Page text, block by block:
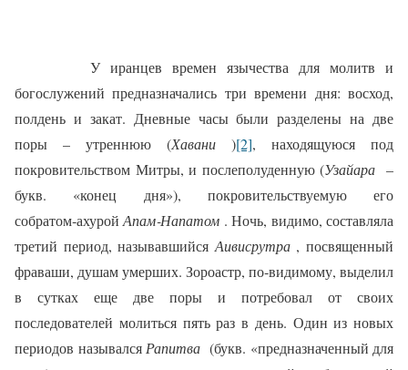
У иранцев времен язычества для молитв и
богослужений предназначались три времени дня: восход,
полдень и закат. Дневные часы были разделены на две
поры – утреннюю (Хавани )[2], находящуюся под
покровительством Митры, и послеполуденную (Узайара –
букв. «конец дня»), покровительствуемую его
собратом‑ахуройАпам‑Напатом . Ночь, видимо, составляла
третий период, называвшийся Аивисрутра, посвященный
фраваши, душам умерших. Зороастр, по‑видимому, выделил
в сутках еще две поры и потребовал от своих
последователей молиться пять раз в день. Один из новых
периодов назывался Рапитва (букв. «предназначенный для